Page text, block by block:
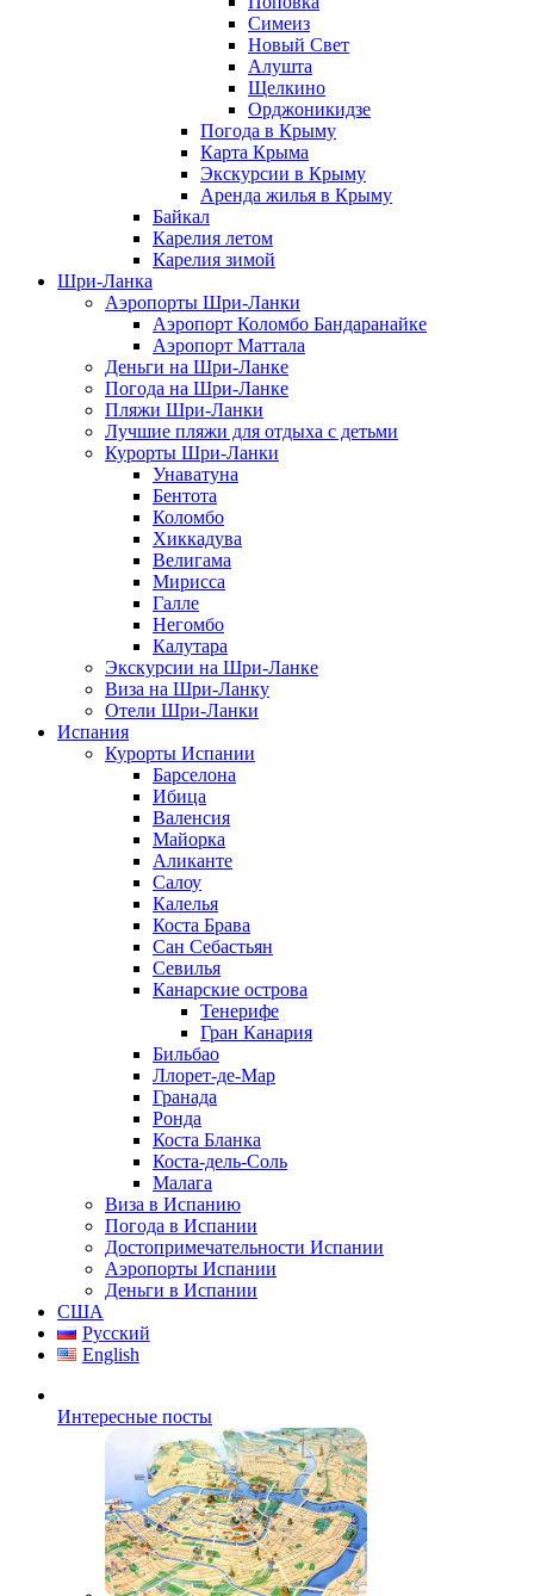
Симеиз
Новый Свет
Алушта
Щелкино
Орджоникидзе
Погода в Крыму
Карта Крыма
Экскурсии в Крыму
Аренда жилья в Крыму
Байкал
Карелия летом
Карелия зимой
Шри-Ланка
Аэропорты Шри-Ланки
Аэропорт Коломбо Бандаранайке
Аэропорт Маттала
Деньги на Шри-Ланке
Погода на Шри-Ланке
Пляжи Шри-Ланки
Лучшие пляжи для отдыха с детьми
Курорты Шри-Ланки
Унаватуна
Бентота
Коломбо
Хиккадува
Велигама
Мирисса
Галле
Негомбо
Калутара
Экскурсии на Шри-Ланке
Виза на Шри-Ланку
Отели Шри-Ланки
Испания
Курорты Испании
Барселона
Ибица
Валенсия
Майорка
Аликанте
Салоу
Калелья
Коста Брава
Сан Себастьян
Севилья
Канарские острова
Тенерифе
Гран Канария
Бильбао
Ллорет-де-Мар
Гранада
Ронда
Коста Бланка
Коста-дель-Соль
Малага
Виза в Испанию
Погода в Испании
Достопримечательности Испании
Аэропорты Испании
Деньги в Испании
США
Русский
English
Интересные посты